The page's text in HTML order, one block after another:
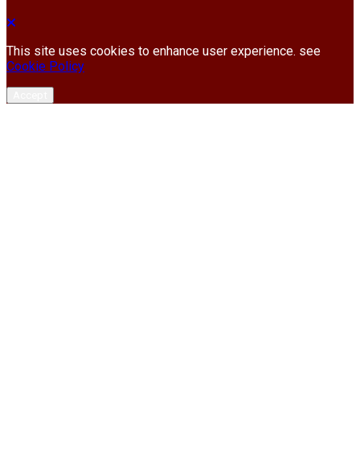
This site uses cookies to enhance user experience. see
Cookie Policy